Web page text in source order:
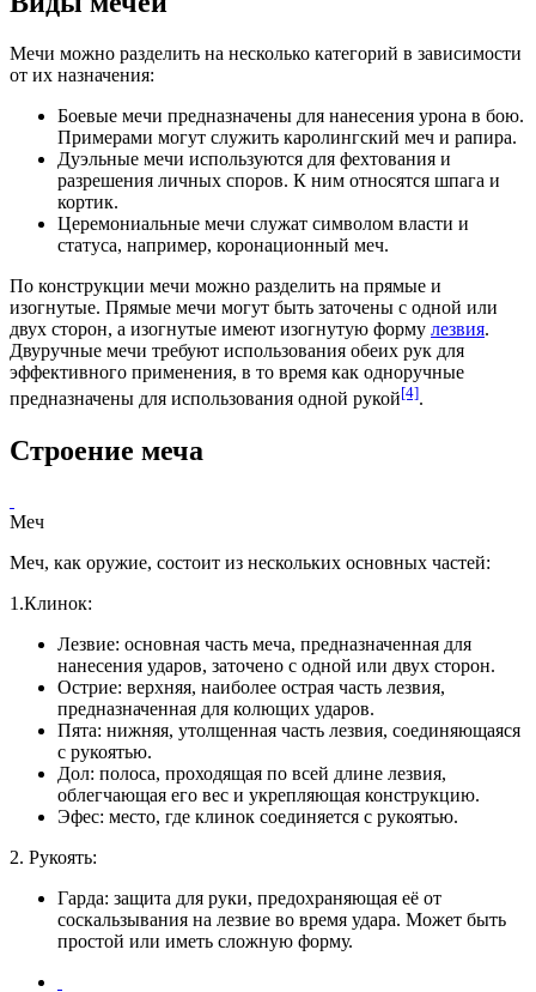
Мечи можно разделить на несколько категорий в зависимости
от их назначения:
Боевые мечи предназначены для нанесения урона в бою.
Примерами могут служить каролингский меч и рапира.
Дуэльные мечи используются для фехтования и
разрешения личных споров. К ним относятся шпага и
кортик.
Церемониальные мечи служат символом власти и
статуса, например, коронационный меч.
По конструкции мечи можно разделить на прямые и
изогнутые. Прямые мечи могут быть заточены с одной или
двух сторон, а изогнутые имеют изогнутую форму лезвия.
Двуручные мечи требуют использования обеих рук для
эффективного применения, в то время как одноручные
предназначены для использования одной рукой[4].
Строение меча
Меч
Меч, как оружие, состоит из нескольких основных частей:
1.Клинок:
Лезвие: основная часть меча, предназначенная для
нанесения ударов, заточено с одной или двух сторон.
Острие: верхняя, наиболее острая часть лезвия,
предназначенная для колющих ударов.
Пята: нижняя, утолщенная часть лезвия, соединяющаяся
с рукоятью.
Дол: полоса, проходящая по всей длине лезвия,
облегчающая его вес и укрепляющая конструкцию.
Эфес: место, где клинок соединяется с рукоятью.
2. Рукоять:
Гарда: защита для руки, предохраняющая её от
соскальзывания на лезвие во время удара. Может быть
простой или иметь сложную форму.